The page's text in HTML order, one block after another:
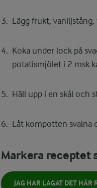
Lägg frukt,
Koka under lock på
potatismjölet i 2 msk
Häll upp i en skål och
Låt kompotten svalna
Markera receptet
JAG HAR LAGAT DET HÄR